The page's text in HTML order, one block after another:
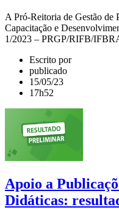
A Pró-Reitoria de Gestão de
Capacitação e
1/2023 – PRGP/RIFB/
Escrito por
publicado
15/05/23
17h52
Apoio a
Didáticas: